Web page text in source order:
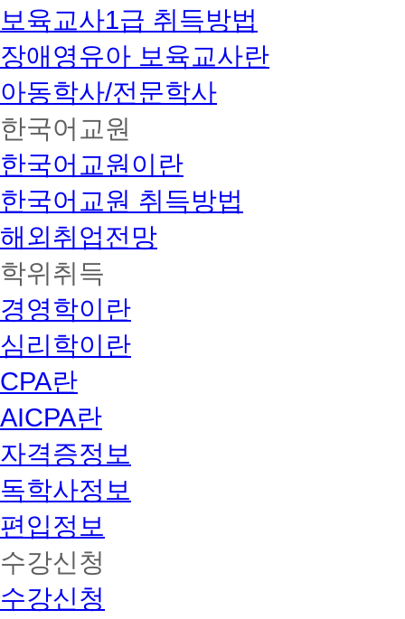
보육교사1급 취득방법
장애영유아 보육교사란
아동학사/전문학사
한국어교원
한국어교원이란
한국어교원 취득방법
해외취업전망
학위취득
경영학이란
심리학이란
CPA란
AICPA란
자격증정보
독학사정보
편입정보
수강신청
수강신청